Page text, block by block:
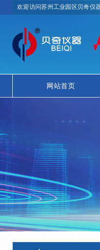
欢迎访问苏州工业园区贝奇仪
网站首页